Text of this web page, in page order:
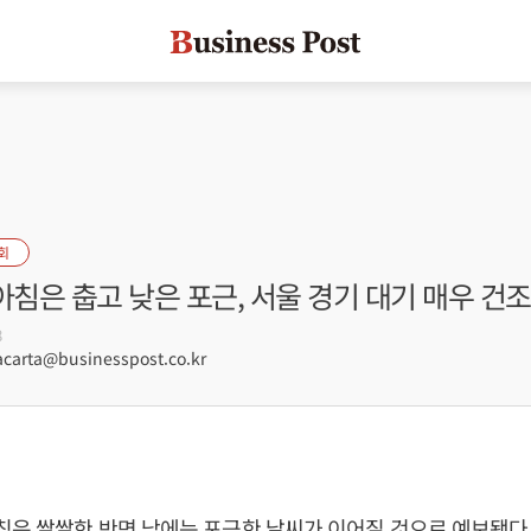
침은 춥고 낮은 포근, 서울 경기 대기 매우 건조